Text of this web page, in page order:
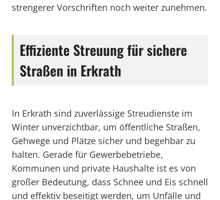
strengerer Vorschriften noch weiter zunehmen.
Effiziente Streuung für sichere
Straßen in Erkrath
In Erkrath sind zuverlässige Streudienste im
Winter unverzichtbar, um öffentliche Straßen,
Gehwege und Plätze sicher und begehbar zu
halten. Gerade für Gewerbebetriebe,
Kommunen und private Haushalte ist es von
großer Bedeutung, dass Schnee und Eis schnell
und effektiv beseitigt werden, um Unfälle und